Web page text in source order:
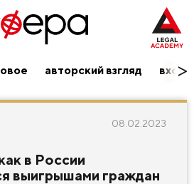
авторский взгляд вход/
08.02.2023
в России
выигрышами граждан